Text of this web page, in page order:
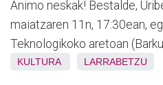
Animo neskak! Bestalde,
maiatzaren 11n, 17:30ean,
Teknologikoko aretoan
KULTURA LARRABETZU